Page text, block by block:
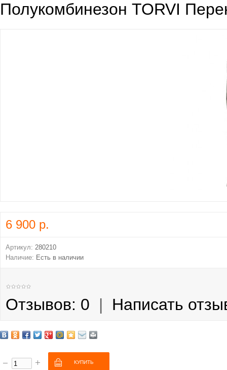
Полукомбинезон TORVI
6 900 р.
Артикул: 280210
Наличие: Есть в наличии
Отзывов: 0 | Написать